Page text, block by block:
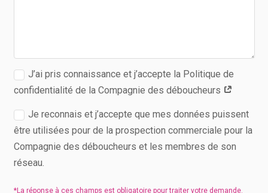
J’ai pris connaissance et j’accepte la Politique de
confidentialité de la Compagnie des déboucheurs
Je reconnais et j’accepte que mes données puissent
être utilisées pour de la prospection commerciale pour la
Compagnie des déboucheurs et les membres de son
réseau.